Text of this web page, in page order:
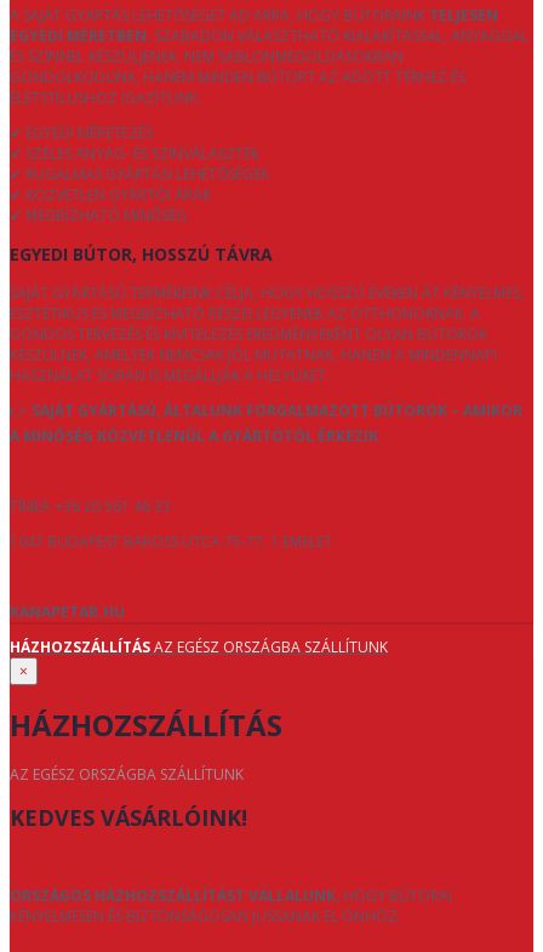
A SAJÁT GYÁRTÁS LEHETŐSÉGET AD ARRA, HOGY BÚTORAINK TELJESEN
EGYEDI MÉRETBEN, SZABADON VÁLASZTHATÓ KIALAKÍTÁSSAL, ANYAGGAL
ÉS SZÍNNEL KÉSZÜLJENEK. NEM SABLONMEGOLDÁSOKBAN
GONDOLKODUNK, HANEM MINDEN BÚTORT AZ ADOTT TÉRHEZ ÉS
ÉLETSTÍLUSHOZ IGAZÍTUNK.
✔ EGYEDI MÉRETEZÉS
✔ SZÉLES ANYAG- ÉS SZÍNVÁLASZTÉK
✔ RUGALMAS GYÁRTÁSI LEHETŐSÉGEK
✔ KÖZVETLEN GYÁRTÓI ÁRAK
✔ MEGBÍZHATÓ MINŐSÉG
EGYEDI BÚTOR, HOSSZÚ TÁVRA
SAJÁT GYÁRTÁSÚ TERMÉKEINK CÉLJA, HOGY HOSSZÚ ÉVEKEN ÁT KÉNYELMES,
ESZTÉTIKUS ÉS MEGBÍZHATÓ RÉSZEI LEGYENEK AZ OTTHONOKNAK. A
GONDOS TERVEZÉS ÉS KIVITELEZÉS EREDMÉNYEKÉNT OLYAN BÚTOROK
KÉSZÜLNEK, AMELYEK NEMCSAK JÓL MUTATNAK, HANEM A MINDENNAPI
HASZNÁLAT SORÁN IS MEGÁLLJÁK A HELYÜKET.
👉 SAJÁT GYÁRTÁSÚ, ÁLTALUNK FORGALMAZOTT BÚTOROK – AMIKOR
A MINŐSÉG KÖZVETLENÜL A GYÁRTÓTÓL ÉRKEZIK.
TÍMEA +36 20 561 46 33
1047 BUDAPEST BAROSS UTCA 75-77. 1 EMELET
KANAPETAR.HU
HÁZHOZSZÁLLÍTÁSAZ EGÉSZ ORSZÁGBA SZÁLLÍTUNK
×
HÁZHOZSZÁLLÍTÁS
AZ EGÉSZ ORSZÁGBA SZÁLLÍTUNK
KEDVES VÁSÁRLÓINK!
ORSZÁGOS HÁZHOZSZÁLLÍTÁST VÁLLALUNK, HOGY BÚTORAI
KÉNYELMESEN ÉS BIZTONSÁGOSAN JUSSANAK EL ÖNHÖZ.